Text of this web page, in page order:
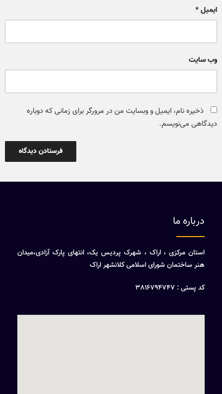
ایمیل*
وب‌ سایت
ذخیره نام، ایمیل و وبسایت من در مرورگر برای زمانی که دوباره
دیدگاهی می‌نویسم.
درباره ما
استان مرکزی ، اراک ، شهرک پردیس یک، انتهای پارک آزادی،میدان
هنر ساختمان شورای اسلامی کلانشهر اراک
کد پستی : 3816794747